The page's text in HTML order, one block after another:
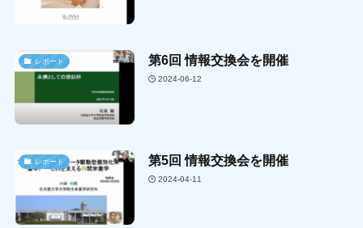
レポート 第6回 情報交換会を開催
2024-06-12
レポート 第5回 情報交換会を開催
2024-04-11